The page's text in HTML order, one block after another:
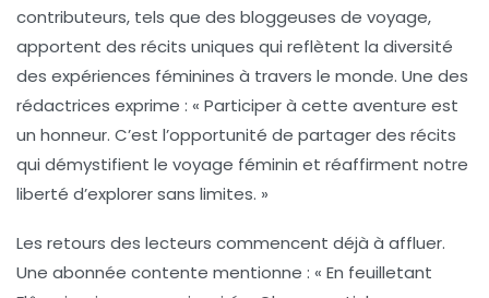
contributeurs, tels que des bloggeuses de voyage,
apportent des récits uniques qui reflètent la diversité
des expériences féminines à travers le monde. Une des
rédactrices exprime : « Participer à cette aventure est
un honneur. C’est l’opportunité de partager des récits
qui démystifient le voyage féminin et réaffirment notre
liberté d’explorer sans limites. »
Les retours des lecteurs commencent déjà à affluer.
Une abonnée contente mentionne : « En feuilletant